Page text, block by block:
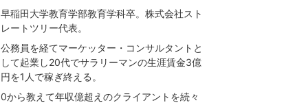
早稲田大学教育学部教育学科卒。株式会社スト
レートツリー代表。
公務員を経てマーケッター・コンサルタントと
して起業し20代でサラリーマンの生涯賃金3億
円を1人で稼ぎ終える。
0から教えて年収億超えのクライアントを続々